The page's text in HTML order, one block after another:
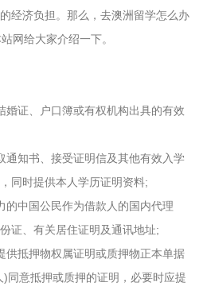
经济负担。那么，去澳洲留学怎么办
网给大家介绍一下。
婚证、户口簿或有权机构出具的有效
通知书、接受证明信及其他有效入学
同时提供本人学历证明资料;
的中国公民作为借款人的国内代理
证、有关居住证明及通讯地址;
供抵押物权属证明或质押物正本单据
同意抵押或质押的证明，必要时应提